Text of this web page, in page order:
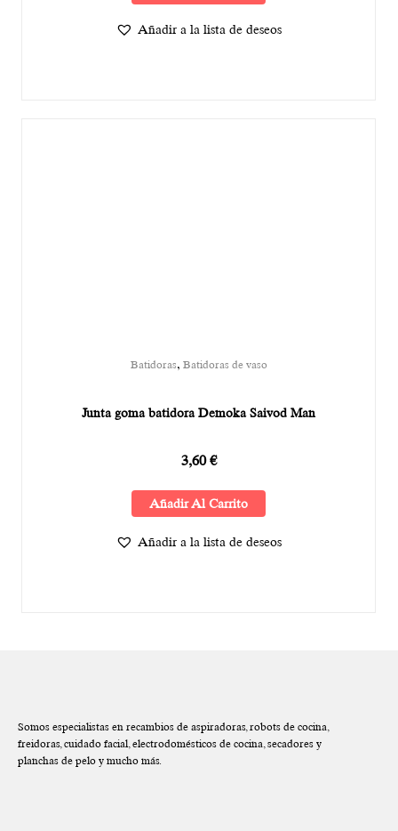
Añadir a la lista de deseos
Batidoras, Batidoras de vaso
Junta goma batidora Demoka Saivod Man
3,60€
Añadir Al Carrito
Añadir a la lista de deseos
Somos especialistas en recambios de aspiradoras, robots de cocina,
freidoras, cuidado facial, electrodomésticos de cocina, secadores y
planchas de pelo y mucho más.